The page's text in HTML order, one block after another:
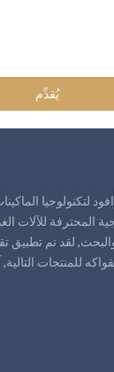
هوافود لتكنولوجيا
لقد تم تطبيق
للمنتجات